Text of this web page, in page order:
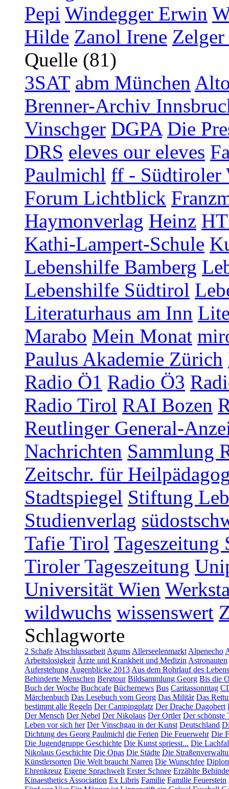
Pepi Windegger Erwin
Hilde Zanol Irene Zelger
Quelle (81)
3SAT abm München
Brenner-Archiv
Vinschger DGPA Die
DRS eleves our eleves
Paulmichl ff - Südtiroler
Forum Lichtblick
Haymonverlag Heinz
Kathi-Lampert-Schule
Lebenshilfe Bamberg
Lebenshilfe Südtirol
Literaturhaus am Inn
Marabo Mein Monat
Paulus Akademie Zürich
Radio Ö1 Radio Ö3
Radio Tirol RAI Bozen
Reutlinger General-
Nachrichten Sammlung
Zeitschr. für
Stadtspiegel Stiftung
Studienverlag
Tafie Tirol Tageszeitung
Tiroler Tageszeitung
Universität Wien
wildwuchs wissenswert
Schlagworte
2 Schafe Abschlussarbeit Agums Allerseelenmarkt Alpenecho
Arbeitslosigkeit Ärzte und Krankheit und Medizin Astronauten
Auferstehung Augenblicke 2013 Aus dem Rohrlauf des Lebens
Behinderte Menschen Bergtour Bildsammlung Georg Bis die
Buch der Woche Buchcafe Büchernews Bus Caritassonntag
Märchenbuch Das Lesebuch vom Georg Das Militär Das
bestimmt alle Regeln Der Campingplatz Der Drache Dagobert
Der Mensch Der Nebel Der Nikolaus Der Ortler Der schönste
Leben vor sich her Der Vinschgau in der Kunst Deutschland
Dichtung des Georg Paulmichl die Ferien Die Feuerwehr Die
Die Jugendgruppe Geschichte Die Kunst spriesst... Die
Nikolaus Geschichte Die Opas Die Städte Die
Künstlersorten Die Welt braucht Narren Die Wunschfee
Ehrenkreuz Eigene Sprachwelt Erster Schnee Erzählte
Kinaesthetics Association Ex Libris Familie Familie Feuerstein